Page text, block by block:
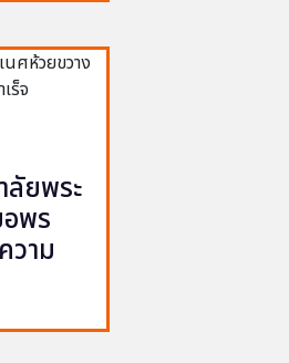
ลัยพระ
พร
วาม